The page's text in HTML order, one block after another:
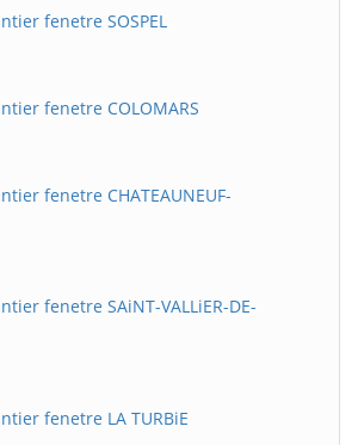
fenetre SOSPEL
fenetre COLOMARS
fenetre CHATEAUNEUF-
fenetre SAiNT-VALLiER-DE-
fenetre LA TURBiE